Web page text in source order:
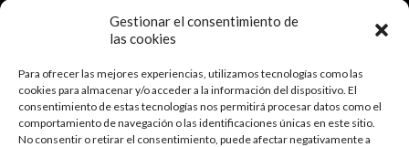
Gestionar el consentimiento de
las cookies
Para ofrecer las mejores experiencias, utilizamos tecnologías como las
cookies para almacenar y/o acceder a la información del dispositivo. El
consentimiento de estas tecnologías nos permitirá procesar datos como el
comportamiento de navegación o las identificaciones únicas en este sitio.
No consentir o retirar el consentimiento, puede afectar negativamente a
2018 © Stadium Casablanca
Menú Legal